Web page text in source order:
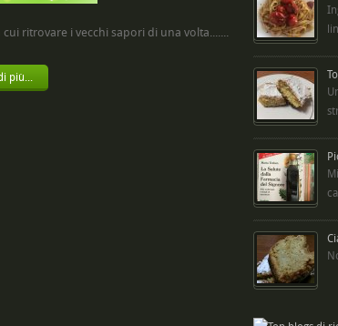
ritrovare i vecchi sapori di una volta.......
più...